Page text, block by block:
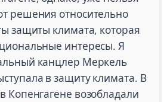
решения относительно
защиты климата, которая
интересы. Я
канцлер Меркель
в защиту климата. В
Копенгагене возобладали